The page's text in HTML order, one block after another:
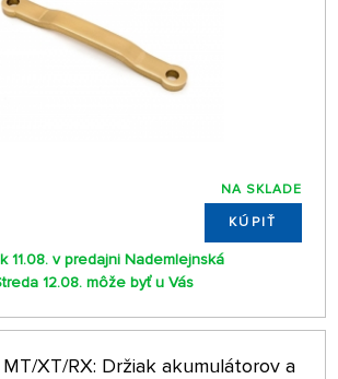
NA SKLADE
KÚPIŤ
11.08. v predajni Nademlejnská
12.08. môže byť u Vás
MT/XT/RX: Držiak akumulátorov a